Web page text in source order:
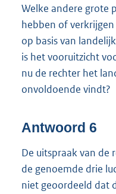
Welke andere grote
hebben of
op basis van
is het vooruitzicht
nu de rechter het
onvoldoende vindt?
Antwoord 6
De uitspraak van
de genoemde drie
niet geoordeeld dat